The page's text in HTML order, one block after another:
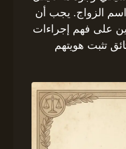
الزواج. يجب أن
على فهم إجراءات
تثبت هويتهم